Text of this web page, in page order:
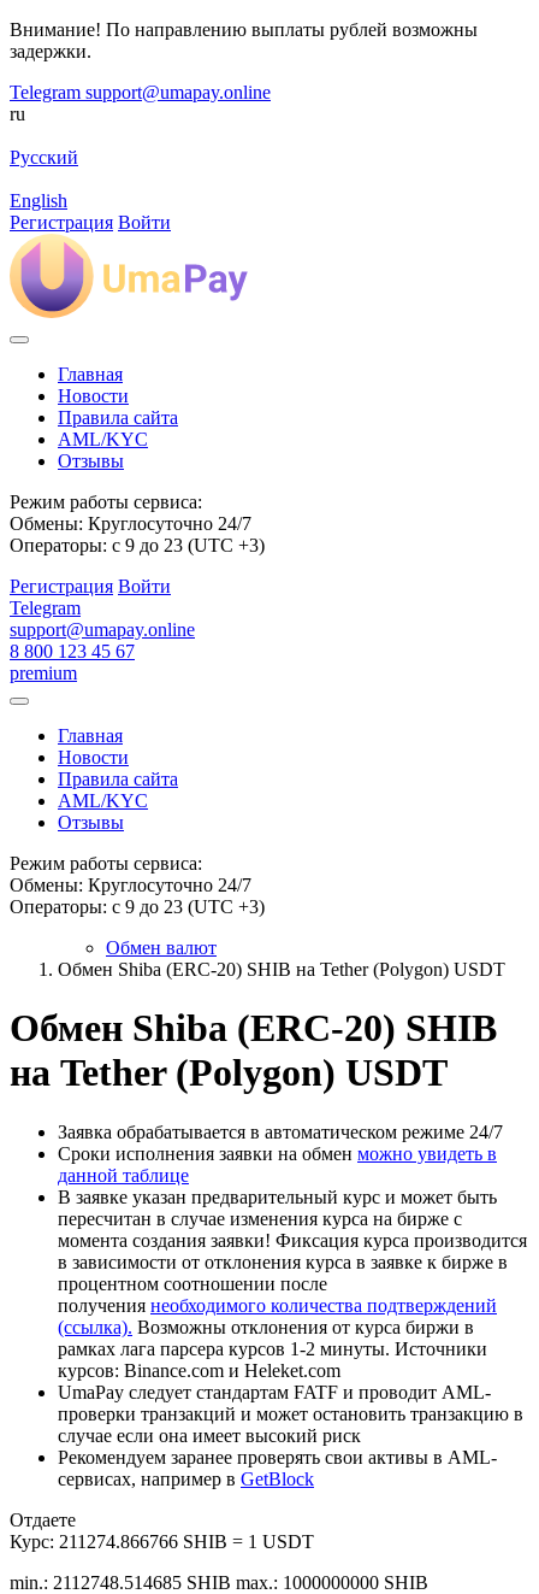
Внимание! По направлению выплаты рублей возможны
задержки.
Telegram support@umapay.online
ru
Русский
English
Регистрация Войти
Главная
Новости
Правила сайта
AML/KYC
Отзывы
Режим работы сервиса:
Обмены: Круглосуточно 24/7
Операторы: с 9 до 23 (UTC +3)
Регистрация Войти
Telegram
support@umapay.online
8 800 123 45 67
premium
Главная
Новости
Правила сайта
AML/KYC
Отзывы
Режим работы сервиса:
Обмены: Круглосуточно 24/7
Операторы: с 9 до 23 (UTC +3)
Обмен валют
Обмен Shiba (ERC-20) SHIB на Tether (Polygon) USDT
Обмен Shiba (ERC-20) SHIB
на Tether (Polygon) USDT
Заявка обрабатывается в автоматическом режиме 24/7
Сроки исполнения заявки на обмен можно увидеть в
данной таблице
В заявке указан предварительный курс и может быть
пересчитан в случае изменения курса на бирже с
момента создания заявки! Фиксация курса производится
в зависимости от отклонения курса в заявке к бирже в
процентном соотношении после
получения необходимого количества подтверждений
(ссылка). Возможны отклонения от курса биржи в
рамках лага парсера курсов 1-2 минуты. Источники
курсов: Binance.com и Heleket.com
UmaPay следует стандартам FATF и проводит AML-
проверки транзакций и может остановить транзакцию в
случае если она имеет высокий риск
Рекомендуем заранее проверять свои активы в AML-
сервисах, например в GetBlock
Отдаете
Курс: 211274.866766 SHIB = 1 USDT
min.: 2112748.514685 SHIB max.: 1000000000 SHIB